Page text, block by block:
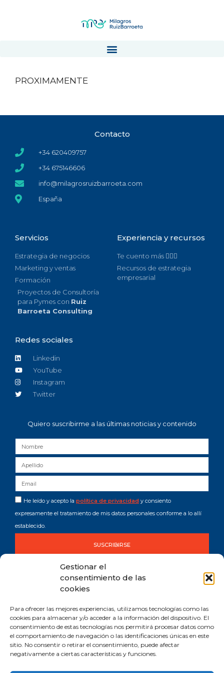
Gestionar el
consentimiento de las
cookies
Para ofrecer las mejores experiencias, utilizamos tecnologías como las
cookies para almacenar y/o acceder a la información del dispositivo. El
consentimiento de estas tecnologías nos permitirá procesar datos como
el comportamiento de navegación o las identificaciones únicas en este
sitio. No consentir o retirar el consentimiento, puede afectar
negativamente a ciertas características y funciones.
PROXIMAMENTE
Contacto
+34 620409757
+34 675146606
info@milagrosruizbarroeta.com
España
Servicios
Estrategia de negocios
Marketing y ventas
Formación
Proyectos de Consultoría
para Pymes con Ruiz
Barroeta Consulting
Experiencia y recursos
Te cuento más 🙋🏻‍♀️
Recursos de estrategia
empresarial
Redes sociales
Linkedin
YouTube
Instagram
Twitter
Quiero suscribirme a las últimas noticias y contenido
He leído y acepto la política de privacidad y consiento
expresamente el tratamiento de mis datos personales conforme a lo allí
establecido.
SUSCRIBIRSE
Comprometida con los Objetivos de Desarrollo Sostenible (ODS). Reduzco la
huella de CO2 emitida por mis canales digitales.